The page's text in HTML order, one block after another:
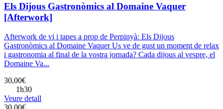
Els Dijous Gastronòmics al Domaine Vaquer
[Afterwork]
Afterwork de vi i tapes a prop de Perpinyà: Els Dijous
Gastronòmics al Domaine Vaquer Us ve de gust un moment de relax
i gastronomia al final de la vostra jornada? Cada dijous al vespre, el
Domaine Va...
30,00€
1h30
Veure detall
30,00€